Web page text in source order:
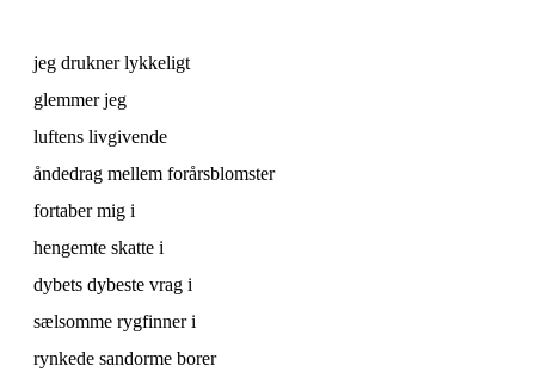
jeg drukner lykkeligt
glemmer jeg
luftens livgivende
åndedrag mellem forårsblomster
fortaber mig i
hengemte skatte i
dybets dybeste vrag i
sælsomme rygfinner i
rynkede sandorme borer